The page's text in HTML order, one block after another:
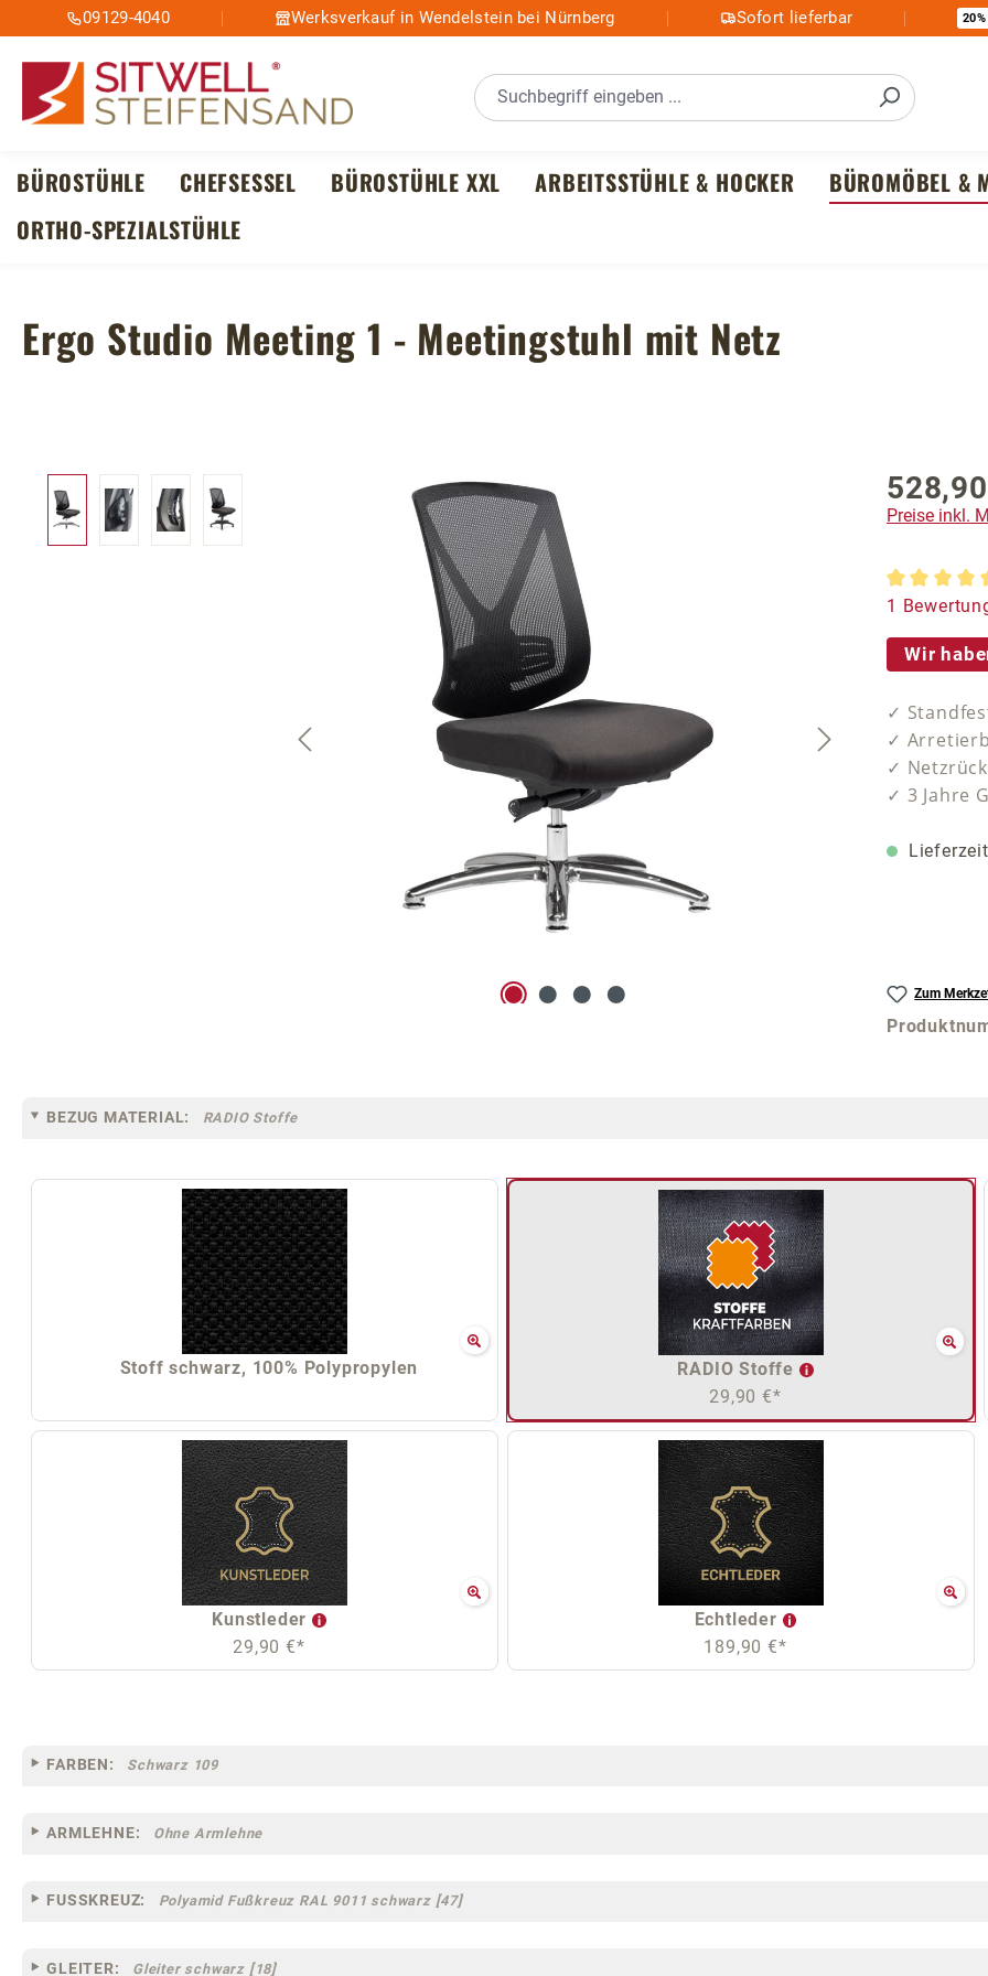
Hauptinhalt springen
Zur Suche springen
Zur Hauptnavigation springen
09129-4040 Werksverkauf in Wendelstein bei Nürnberg Sofort lieferbar 20%
BÜROSTÜHLE CHEFSESSEL BÜROSTÜHLE XXL ARBEITSSTÜHLE & HOCKER BÜROMÖBEL &
ORTHO-SPEZIALSTÜHLE
Ergo Studio Meeting 1 - Meetingstuhl mit Netz
Bildergalerie überspringen
Preise inkl.
1
Wir
✓
✓
✓
✓ 3 Jahre
Zum
BEZUG MATERIAL: RADIO Stoffe
Stoff schwarz, 100% Polypropylen
RADIO Stoffe
29,90 €*
Kunstleder
29,90 €*
Echtleder
189,90 €*
FARBEN: Schwarz 109
ARMLEHNE: Ohne Armlehne
FUSSKREUZ: Polyamid Fußkreuz RAL 9011 schwarz [47]
GLEITER: Gleiter schwarz [18]